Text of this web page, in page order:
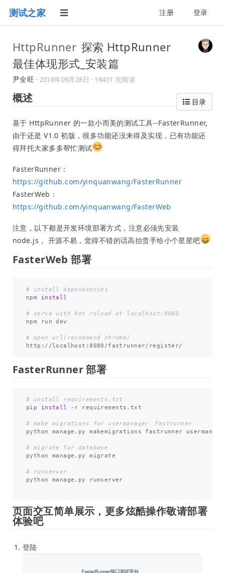
测试之家 注册 登录
HttpRunner 探索 HttpRunner
最佳体现形式_安装篇
尹全旺 · 2018年09月28日 · 18451 次阅读
目录
概述
基于 HttpRunner 的一款小而美的测试工具--FasterRunner,
由于还是 V1.0 初版，很多功能还没来得及实现，已有功能还
得拜托大家多多帮忙测试
FasterRunner：
https://github.com/yinquanwang/FasterRunner
FasterWeb：
https://github.com/yinquanwang/FasterWeb
注意，以下都是开发环境部署方式，注意必须先安装
node.js， 开源不易，觉得不错的话高抬贵手给小个星星吧
FasterWeb 部署
# install dependencies
npm
install
# serve with hot reload at localhost:8080
npm run dev
# open url(recommend chrome)
FasterRunner 部署
# install requirements.txt
pip
install -r requirements.txt
# make migrations for usermanager、fastrunner
python manage.py makemigrations fastrunner
# migrate for database
python manage.py migrate
# runserver
python manage.py runserver
页面交互简单展示，更多炫酷操作敬请部署
体验吧
登陆